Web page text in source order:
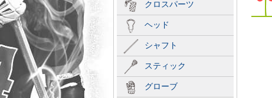
クロスパーツ
ヘッド
シャフト
スティック
グローブ